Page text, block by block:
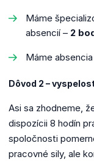
Máme
absencií – 2
Máme
Dôvod 2 –
Asi sa zhodneme,
dispozícii 8 hodín
spoločnosti
pracovné sily, ale